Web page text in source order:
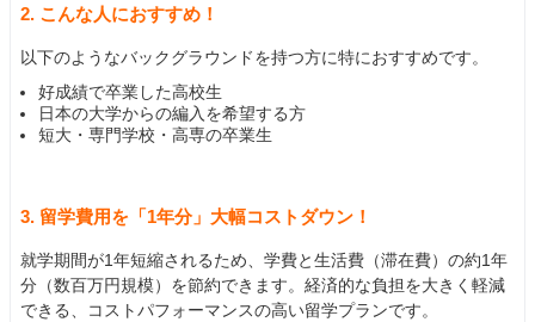
2. こんな人におすすめ！
以下のようなバックグラウンドを持つ方に特におすすめです。
好成績で卒業した高校生
日本の大学からの編入を希望する方
短大・専門学校・高専の卒業生
3. 留学費用を「1年分」大幅コストダウン！
就学期間が1年短縮されるため、学費と生活費（滞在費）の約1年
分（数百万円規模）を節約できます。経済的な負担を大きく軽減
できる、コストパフォーマンスの高い留学プランです。